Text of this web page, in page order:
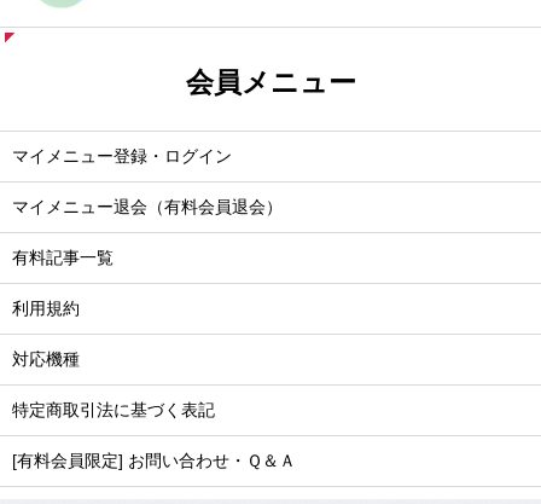
会員メニュー
マイメニュー登録・ログイン
マイメニュー退会（有料会員退会）
有料記事一覧
利用規約
対応機種
特定商取引法に基づく表記
[有料会員限定] お問い合わせ・Ｑ＆Ａ